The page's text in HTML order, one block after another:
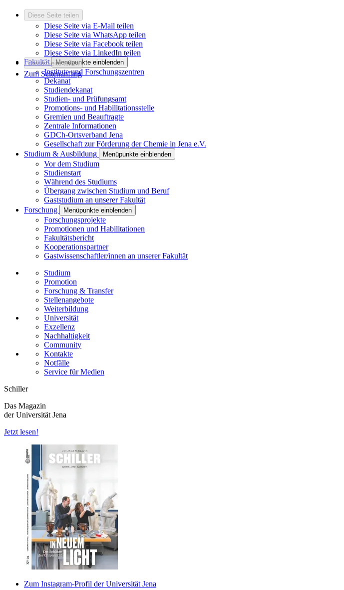
Diese Seite teilen
Diese Seite via E-Mail teilen
Diese Seite via WhatsApp teilen
Diese Seite via Facebook teilen
Diese Seite via LinkedIn teilen
Diese Seite teilen
Zum Seitenanfang
Fakultät Menüpunkte einblenden
Institute und Forschungszentren
Dekanat
Studiendekanat
Studien- und Prüfungsamt
Promotions- und Habilitationsstelle
Gremien und Beauftragte
Zentrale Informationen
GDCh-Ortsverband Jena
Gesellschaft zur Förderung der Chemie in Jena e.V.
Studium & Ausbildung
Menüpunkte einblenden
Vor dem Studium
Studienstart
Während des Studiums
Übergang zwischen Studium und Beruf
Gaststudium an unserer Fakultät
Forschung
Menüpunkte einblenden
Forschungsprojekte
Promotionen und Habilitationen
Fakultätsbericht
Kooperationspartner
Gastwissenschaftler/innen an unserer Fakultät
Studium
Promotion
Forschung & Transfer
Stellenangebote
Weiterbildung
Universität
Exzellenz
Nachhaltigkeit
Community
Kontakte
Notfälle
Service für Medien
Schiller
Das Magazin
der Universität Jena
Jetzt lesen!
Zum Instagram-Profil der Universität Jena